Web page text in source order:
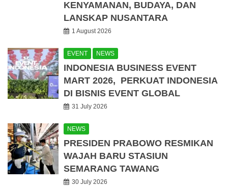
KENYAMANAN, BUDAYA, DAN
LANSKAP NUSANTARA
1 August 2026
EVENT NEWS
INDONESIA BUSINESS EVENT
MART 2026, PERKUAT INDONESIA
DI BISNIS EVENT GLOBAL
31 July 2026
NEWS
PRESIDEN PRABOWO RESMIKAN
WAJAH BARU STASIUN
SEMARANG TAWANG
30 July 2026